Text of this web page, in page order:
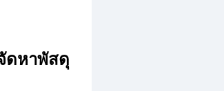
ดหาพัสดุ